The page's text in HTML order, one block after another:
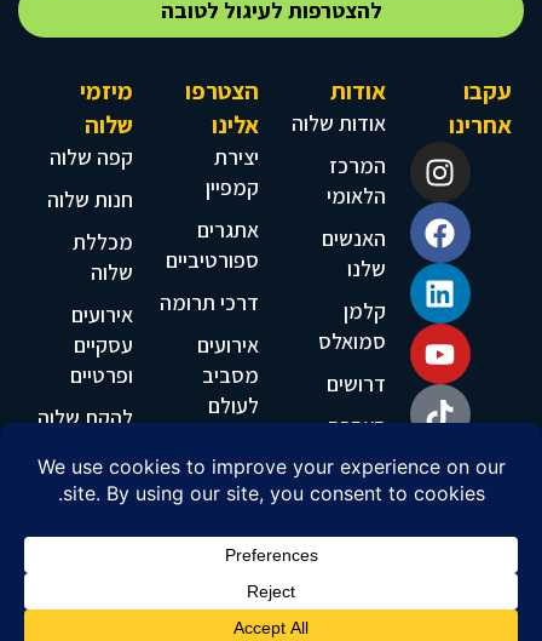
להצטרפות לעיגול לטובה
עקבו
אחרינו
צרו קשר
טלפון:
אודות
אודות שלוה
המרכז
הלאומי
האנשים
שלנו
קלמן
סמואלס
דרושים
הצהרת
נגישות
הצטרפו
אלינו
יצירת
קמפיין
אתגרים
ספורטיביים
דרכי תרומה
אירועים
מסביב
לעולם
בשלוה
מיזמי
שלוה
קפה שלוה
חנות שלוה
מכללת
שלוה
אירועים
עסקיים
ופרטיים
להקת שלוה